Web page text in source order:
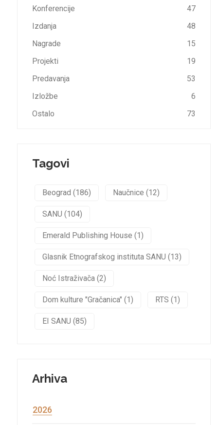
Konferencije
47
Izdanja
48
Nagrade
15
Projekti
19
Predavanja
53
Izložbe
6
Ostalo
73
Tagovi
Beograd (186) Naučnice (12)
SANU (104)
Emerald Publishing House (1)
Glasnik Etnografskog instituta SANU (13)
Noć Istraživača (2)
Dom kulture "Gračanica" (1) RTS (1)
EI SANU (85)
Arhiva
2026